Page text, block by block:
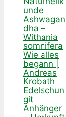
unde
Ashwagan
dha –
Withania
somnifera
Wie alles
begann |
Andreas
Krobath
Edelschun
git
Anhänger